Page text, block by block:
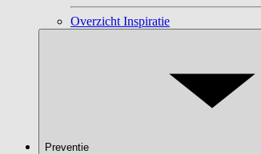
Overzicht Inspiratie
Preventie